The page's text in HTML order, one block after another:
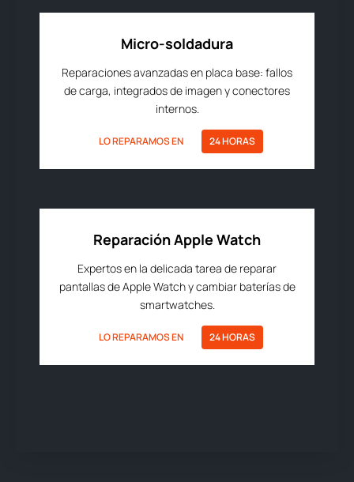
Micro-soldadura
Reparaciones avanzadas en placa base: fallos
de carga, integrados de imagen y conectores
internos.
LO REPARAMOS EN 24 HORAS
Reparación Apple Watch
Expertos en la delicada tarea de reparar
pantallas de Apple Watch y cambiar baterías de
smartwatches.
LO REPARAMOS EN 24 HORAS